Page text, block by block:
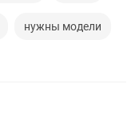
нужны модели